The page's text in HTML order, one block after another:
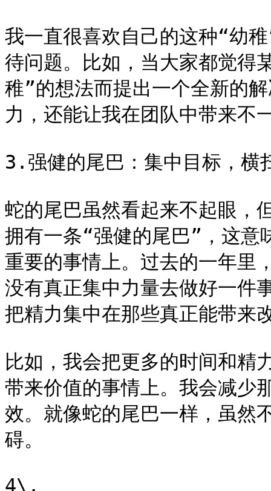
我一直很喜欢自己的这种“幼
待问题。比如，当大家都觉得
稚”的想法而提出一个全新的
力，还能让我在团队中带来不
3.强健的尾巴：集中目标，横
蛇的尾巴虽然看起来不起眼，
拥有一条“强健的尾巴”，这意
重要的事情上。过去的一年里
没有真正集中力量去做好一件
把精力集中在那些真正能带来
比如，我会把更多的时间和精
带来价值的事情上。我会减少
效。就像蛇的尾巴一样，虽然
碍。
4\.